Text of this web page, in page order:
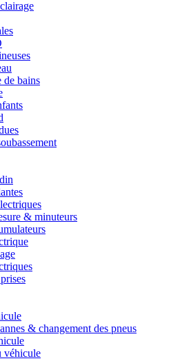
de bains
& minuteurs
& changement des pneus
véhicule